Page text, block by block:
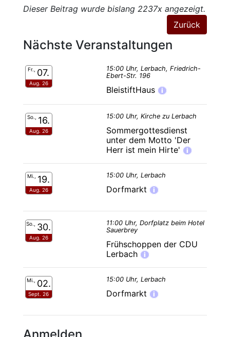
Dieser Beitrag wurde bislang 2237x angezeigt.
Zurück
Nächste Veranstaltungen
Fr., 07.
Aug. 26
15:00 Uhr, Lerbach, Friedrich-
Ebert-Str. 196
BleistiftHaus i
So., 16.
Aug. 26
15:00 Uhr, Kirche zu Lerbach
Sommergottesdienst
unter dem Motto 'Der
Herr ist mein Hirte'
i
Mi., 19.
Aug. 26
15:00 Uhr, Lerbach
Dorfmarkt i
So., 30.
Aug. 26
11:00 Uhr, Dorfplatz beim Hotel
Sauerbrey
Frühschoppen der CDU
Lerbach
i
Mi., 02.
Sept. 26
15:00 Uhr, Lerbach
Dorfmarkt i